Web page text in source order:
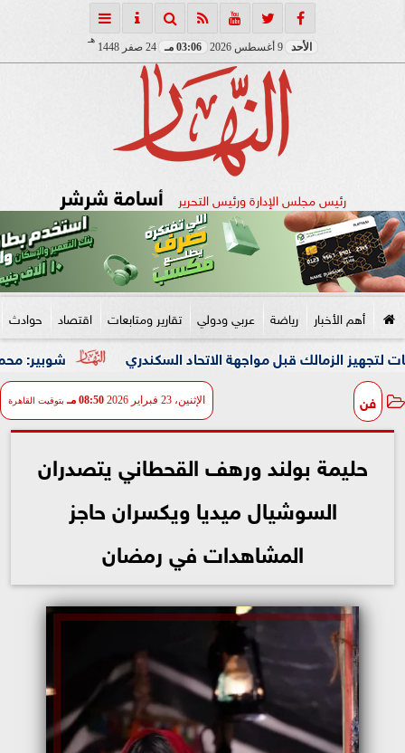
الأحد 03:06 مـ 24 صفر 1448
هـ
رئيس مجلس الإدارة ورئيس التحرير أسامة شرشر
أهم الأخبار رياضة عربي ودولي تقارير ومتابعات اقتصاد حوادث
شوبير: محمد شريف كان
فن الإثنين، 23 فبراير 2026 08:50 مـ بتوقيت القاهرة
حليمة بولند ورهف القحطاني يتصدران
السوشيال ميديا ويكسران حاجز
المشاهدات في رمضان